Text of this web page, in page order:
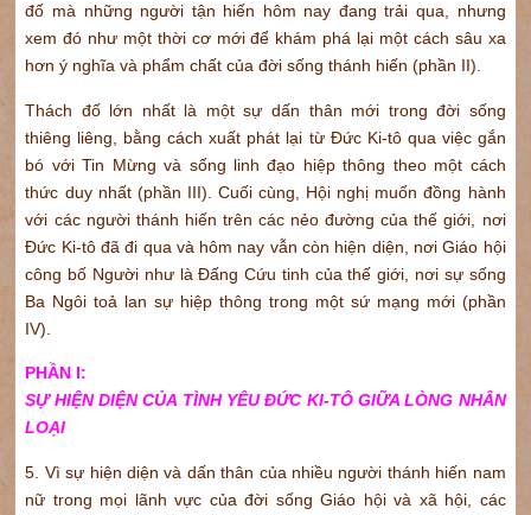
đố mà những người tận hiến hôm nay đang trải qua, nhưng
xem đó như một thời cơ mới để khám phá lại một cách sâu xa
hơn ý nghĩa và phẩm chất của đời sống thánh hiến (phần II).
Thách đố lớn nhất là một sự dấn thân mới trong đời sống
thiêng liêng, bằng cách xuất phát lại từ Đức Ki-tô qua việc gắn
bó với Tin Mừng và sống linh đạo hiệp thông theo một cách
thức duy nhất (phần III). Cuối cùng, Hội nghị muốn đồng hành
với các người thánh hiến trên các nẻo đường của thế giới, nơi
Đức Ki-tô đã đi qua và hôm nay vẫn còn hiện diện, nơi Giáo hội
công bố Người như là Đấng Cứu tinh của thế giới, nơi sự sống
Ba Ngôi toả lan sự hiệp thông trong một sứ mạng mới (phần
IV).
PHẦN I:
SỰ HIỆN DIỆN CỦA TÌNH YÊU ĐỨC KI-TÔ GIỮA LÒNG NHÂN
LOẠI
5. Vì sự hiện diện và dấn thân của nhiều người thánh hiến nam
nữ trong mọi lãnh vực của đời sống Giáo hội và xã hội, các